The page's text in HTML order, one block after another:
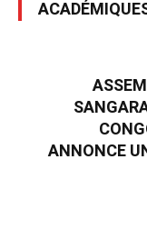
ANNONCE